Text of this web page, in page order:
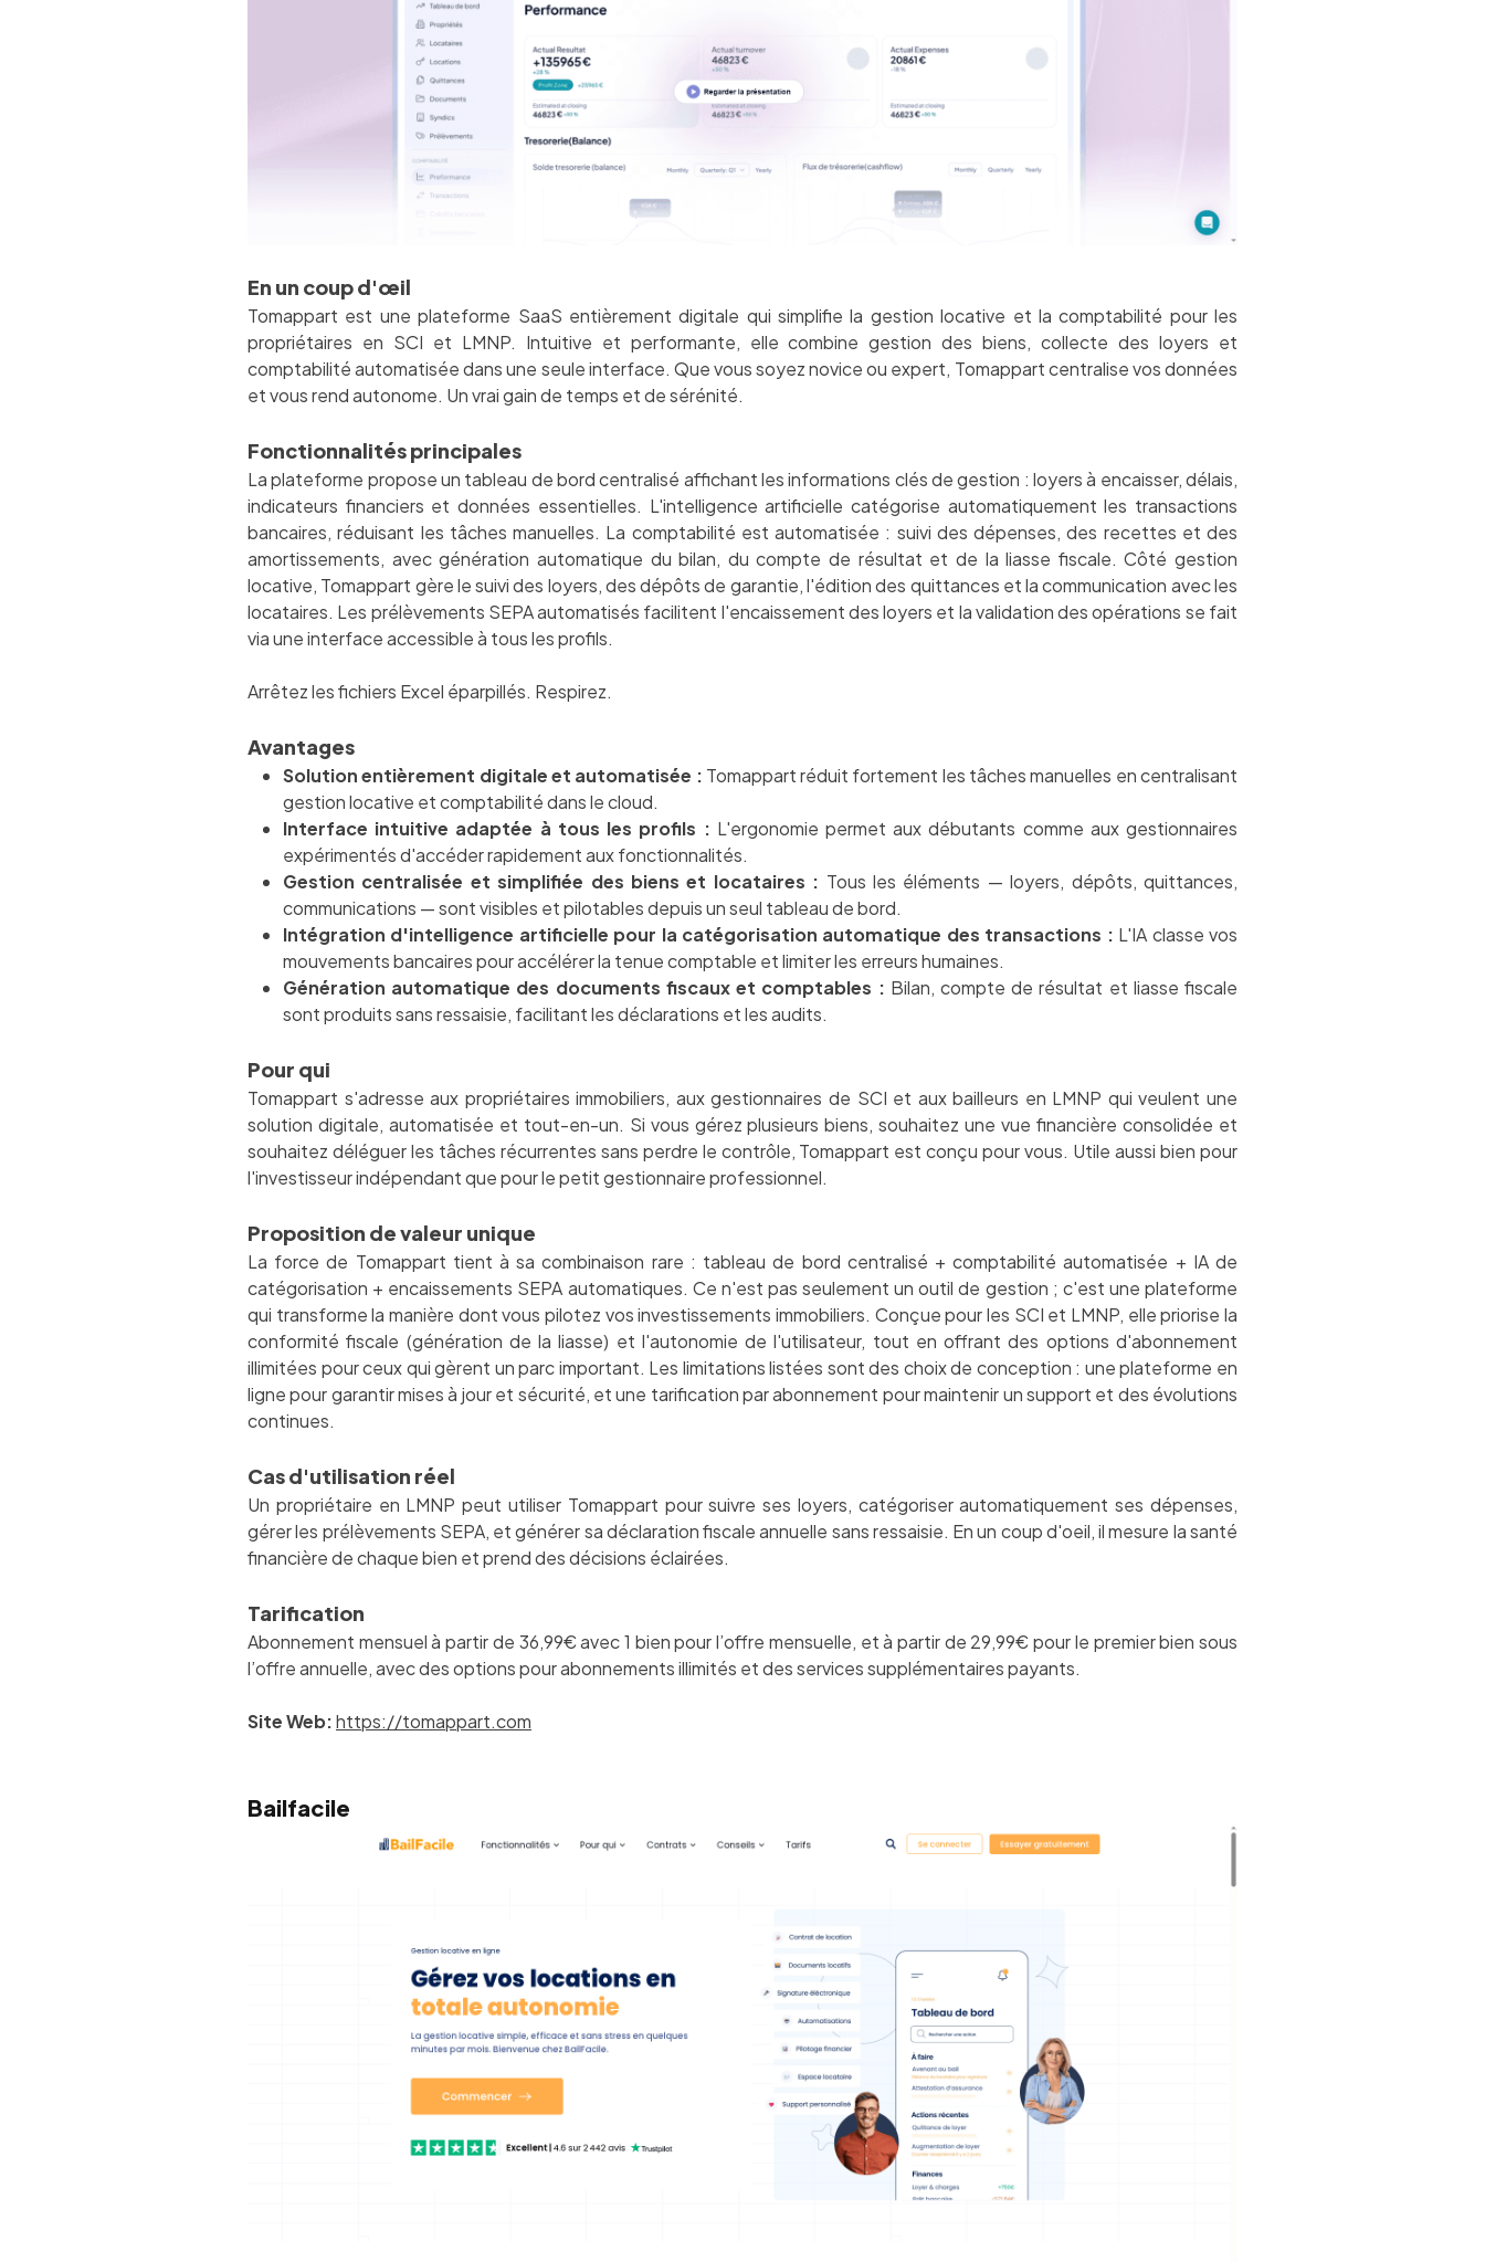
En un coup d'œil
Tomappart est une plateforme SaaS entièrement digitale qui simplifie la gestion locative et la comptabilité pour les
propriétaires en SCI et LMNP. Intuitive et performante, elle combine gestion des biens, collecte des loyers et
comptabilité automatisée dans une seule interface. Que vous soyez novice ou expert, Tomappart centralise vos données
et vous rend autonome. Un vrai gain de temps et de sérénité.
Fonctionnalités principales
La plateforme propose un tableau de bord centralisé affichant les informations clés de gestion : loyers à encaisser, délais,
indicateurs financiers et données essentielles. L'intelligence artificielle catégorise automatiquement les transactions
bancaires, réduisant les tâches manuelles. La comptabilité est automatisée : suivi des dépenses, des recettes et des
amortissements, avec génération automatique du bilan, du compte de résultat et de la liasse fiscale. Côté gestion
locative, Tomappart gère le suivi des loyers, des dépôts de garantie, l'édition des quittances et la communication avec les
locataires. Les prélèvements SEPA automatisés facilitent l'encaissement des loyers et la validation des opérations se fait
via une interface accessible à tous les profils.
Arrêtez les fichiers Excel éparpillés. Respirez.
Avantages
Solution entièrement digitale et automatisée : Tomappart réduit fortement les tâches manuelles en centralisant
gestion locative et comptabilité dans le cloud.
Interface intuitive adaptée à tous les profils : L'ergonomie permet aux débutants comme aux gestionnaires
expérimentés d'accéder rapidement aux fonctionnalités.
Gestion centralisée et simplifiée des biens et locataires : Tous les éléments — loyers, dépôts, quittances,
communications — sont visibles et pilotables depuis un seul tableau de bord.
Intégration d'intelligence artificielle pour la catégorisation automatique des transactions : L'IA classe vos
mouvements bancaires pour accélérer la tenue comptable et limiter les erreurs humaines.
Génération automatique des documents fiscaux et comptables : Bilan, compte de résultat et liasse fiscale
sont produits sans ressaisie, facilitant les déclarations et les audits.
Pour qui
Tomappart s'adresse aux propriétaires immobiliers, aux gestionnaires de SCI et aux bailleurs en LMNP qui veulent une
solution digitale, automatisée et tout-en-un. Si vous gérez plusieurs biens, souhaitez une vue financière consolidée et
souhaitez déléguer les tâches récurrentes sans perdre le contrôle, Tomappart est conçu pour vous. Utile aussi bien pour
l'investisseur indépendant que pour le petit gestionnaire professionnel.
Proposition de valeur unique
La force de Tomappart tient à sa combinaison rare : tableau de bord centralisé + comptabilité automatisée + IA de
catégorisation + encaissements SEPA automatiques. Ce n'est pas seulement un outil de gestion ; c'est une plateforme
qui transforme la manière dont vous pilotez vos investissements immobiliers. Conçue pour les SCI et LMNP, elle priorise la
conformité fiscale (génération de la liasse) et l'autonomie de l'utilisateur, tout en offrant des options d'abonnement
illimitées pour ceux qui gèrent un parc important. Les limitations listées sont des choix de conception : une plateforme en
ligne pour garantir mises à jour et sécurité, et une tarification par abonnement pour maintenir un support et des évolutions
continues.
Cas d'utilisation réel
Un propriétaire en LMNP peut utiliser Tomappart pour suivre ses loyers, catégoriser automatiquement ses dépenses,
gérer les prélèvements SEPA, et générer sa déclaration fiscale annuelle sans ressaisie. En un coup d'oeil, il mesure la santé
financière de chaque bien et prend des décisions éclairées.
Tarification
Abonnement mensuel à partir de 36,99€ avec 1 bien pour l’offre mensuelle, et à partir de 29,99€ pour le premier bien sous
l’offre annuelle, avec des options pour abonnements illimités et des services supplémentaires payants.
Site Web:https://tomappart.com
Bailfacile